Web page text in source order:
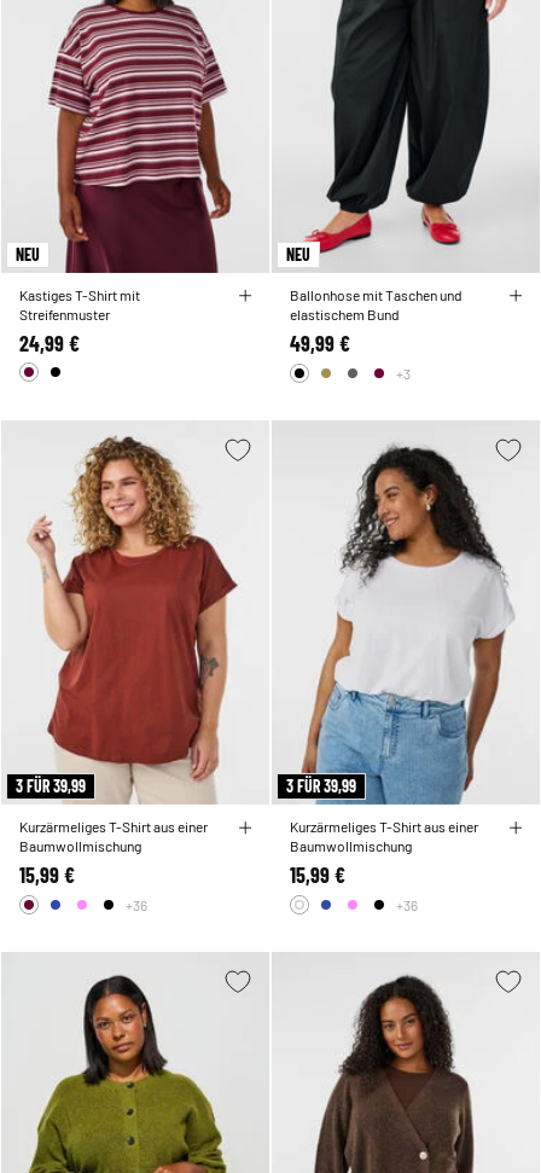
NEU
Kastiges T-Shirt mit
Streifenmuster
24,99 €
NEU
Ballonhose mit Taschen und
elastischem Bund
49,99 €
+3
3 FÜR 39,99
Kurzärmeliges T-Shirt aus einer
Baumwollmischung
15,99 €
+36
3 FÜR 39,99
Kurzärmeliges T-Shirt aus einer
Baumwollmischung
15,99 €
+36